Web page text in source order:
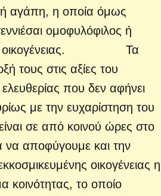
αγάπη, η οποία όμως
ομοφυλόφιλος ή
της οικογένειας. Τα
τους στις αξίες του
που δεν αφήνει
με την ευχαρίστηση του
σε από κοινού ώρες στο
να αποφύγουμε και την
οικογένειας η
κοινότητας, το οποίο